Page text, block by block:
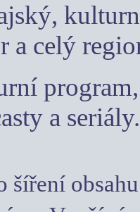
celý
a seriály.
šíření